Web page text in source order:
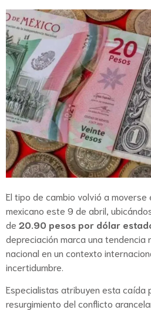
El tipo de cambio volvió a
mexicano este 9 de abril,
de 20.90 pesos por dólar
depreciación marca una tendencia
nacional en un contexto
incertidumbre.
Especialistas atribuyen esta caída
resurgimiento del conflicto